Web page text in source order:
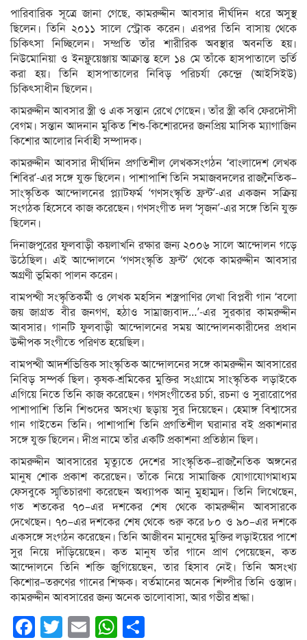
পারিবারিক সূত্রে জানা গেছে, কামরুদ্দীন আবসার দীর্ঘদিন ধরে অসুস্থ
ছিলেন। তিনি ২০১১ সালে স্ট্রোক করেন। এরপর তিনি বাসায় থেকে
চিকিৎসা নিচ্ছিলেন। সম্প্রতি তাঁর শারীরিক অবস্থার অবনতি হয়।
নিউমোনিয়া ও ইনফ্লুয়েঞ্জায় আক্রান্ত হলে ১৪ মে তাঁকে হাসপাতালে ভর্তি
করা হয়। তিনি হাসপাতালের নিবিড় পরিচর্যা কেন্দ্রে (আইসিইউ)
চিকিৎসাধীন ছিলেন।
কামরুদ্দীন আবসার স্ত্রী ও এক সন্তান রেখে গেছেন। তাঁর স্ত্রী কবি ফেরদৌসী
বেগম। সন্তান আদনান মুকিত শিশু-কিশোরদের জনপ্রিয় মাসিক ম্যাগাজিন
কিশোর আলোর নির্বাহী সম্পাদক।
কামরুদ্দীন আবসার দীর্ঘদিন প্রগতিশীল লেখকসংগঠন ‘বাংলাদেশ লেখক
শিবির’-এর সঙ্গে যুক্ত ছিলেন। পাশাপাশি তিনি সমাজবদলের রাজনৈতিক–
সাংস্কৃতিক আন্দোলনের প্ল্যাটফর্ম ‘গণসংস্কৃতি ফ্রন্ট’-এর একজন সক্রিয়
সংগঠক হিসেবে কাজ করেছেন। গণসংগীত দল ‘সৃজন’-এর সঙ্গে তিনি যুক্ত
ছিলেন।
দিনাজপুরের ফুলবাড়ী কয়লাখনি রক্ষার জন্য ২০০৬ সালে আন্দোলন গড়ে
উঠেছিল। এই আন্দোলনে ‘গণসংস্কৃতি ফ্রন্ট’ থেকে কামরুদ্দীন আবসার
অগ্রণী ভূমিকা পালন করেন।
বামপন্থী সংস্কৃতিকর্মী ও লেখক মহসিন শস্ত্রপাণির লেখা বিপ্লবী গান ‘বলো
জয় জাগ্রত বীর জনগণ, হঠাও সাম্রাজ্যবাদ…’-এর সুরকার কামরুদ্দীন
আবসার। গানটি ফুলবাড়ী আন্দোলনের সময় আন্দোলনকারীদের প্রধান
উদ্দীপক সংগীতে পরিণত হয়েছিল।
বামপন্থী আদর্শভিত্তিক সাংস্কৃতিক আন্দোলনের সঙ্গে কামরুদ্দীন আবসারের
নিবিড় সম্পর্ক ছিল। কৃষক-শ্রমিকের মুক্তির সংগ্রামে সাংস্কৃতিক লড়াইকে
এগিয়ে নিতে তিনি কাজ করেছেন। গণসংগীতের চর্চা, রচনা ও সুরারোপের
পাশাপাশি তিনি শিশুদের অসংখ্য ছড়ায় সুর দিয়েছেন। হেমাঙ্গ বিশ্বাসের
গান গাইতেন তিনি। পাশাপাশি তিনি প্রগতিশীল ঘরানার বই প্রকাশনার
সঙ্গে যুক্ত ছিলেন। দীপ্র নামে তাঁর একটি প্রকাশনা প্রতিষ্ঠান ছিল।
কামরুদ্দীন আবসারের মৃত্যুতে দেশের সাংস্কৃতিক–রাজনৈতিক অঙ্গনের
মানুষ শোক প্রকাশ করেছেন। তাঁকে নিয়ে সামাজিক যোগাযোগমাধ্যম
ফেসবুকে স্মৃতিচারণা করেছেন অধ্যাপক আনু মুহাম্মদ। তিনি লিখেছেন,
গত শতকের ৭০–এর দশকের শেষ থেকে কামরুদ্দীন আবসারকে
দেখেছেন। ৭০–এর দশকের শেষ থেকে শুরু করে ৮০ ও ৯০–এর দশকে
একসঙ্গে সংগঠন করেছেন। তিনি আজীবন মানুষের মুক্তির লড়াইয়ের পাশে
সুর নিয়ে দাঁড়িয়েছেন। কত মানুষ তাঁর গানে প্রাণ পেয়েছেন, কত
আন্দোলনে তিনি শক্তি জুগিয়েছেন, তার হিসাব নেই। তিনি অসংখ্য
কিশোর–তরুণের গানের শিক্ষক। বর্তমানের অনেক শিল্পীর তিনি ওস্তাদ।
কামরুদ্দীন আবসারের জন্য অনেক ভালোবাসা, আর গভীর শ্রদ্ধা।
Facebook
Twitter
EmailWhatsApp